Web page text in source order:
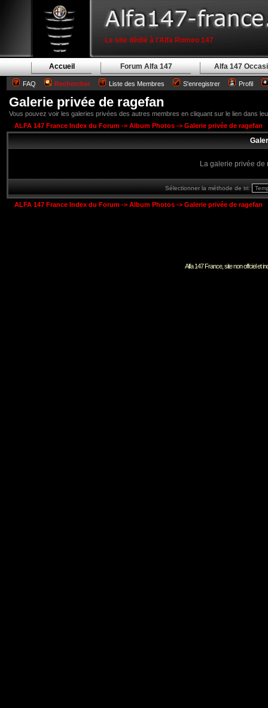
Le site dédié à l'Alfa Romeo 147
Accueil Forum Alfa 147 Alfa 147
FAQ Rechercher Liste des Membres S'enregistrer Profil
Galerie privée de ragefan
Vous pouvez voir les galeries privées des autres membres en cliquant sur le lien dans
ALFA 147 France Index du Forum -> Album Photos -> Galerie privée de ragefan
La galerie privée de
Sélectionner la méthode de tri:
ALFA 147 France Index du Forum -> Album Photos -> Galerie privée de ragefan
Alfa 147 France, site non offciel et